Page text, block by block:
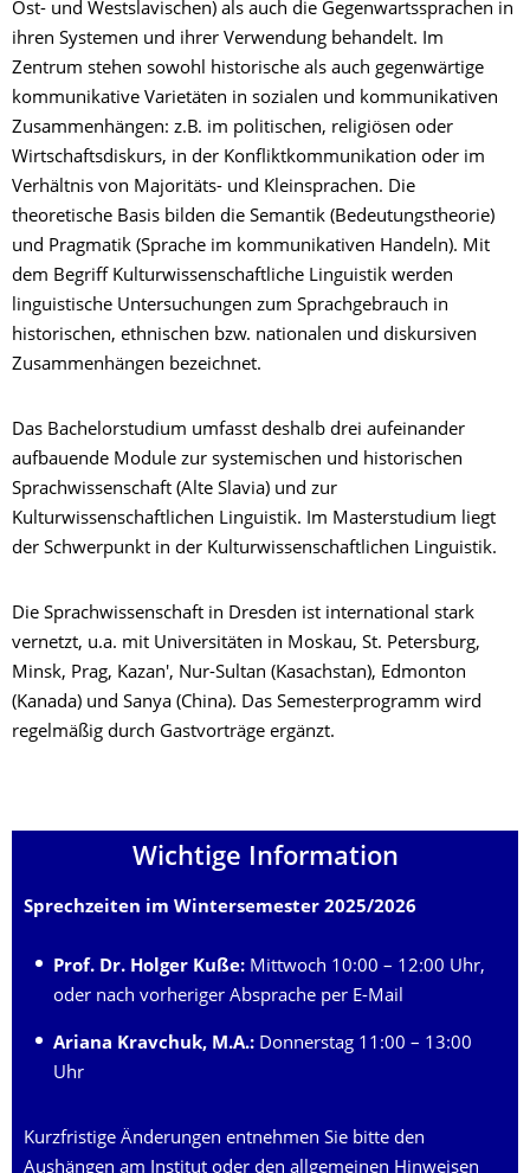
Ost- und Westslavischen) als auch die Gegenwartssprachen in
ihren Systemen und ihrer Verwendung behandelt. Im
Zentrum stehen sowohl historische als auch gegenwärtige
kommunikative Varietäten in sozialen und kommunikativen
Zusammenhängen: z.B. im politischen, religiösen oder
Wirtschaftsdiskurs, in der Konfliktkommunikation oder im
Verhältnis von Majoritäts- und Kleinsprachen. Die
theoretische Basis bilden die Semantik (Bedeutungstheorie)
und Pragmatik (Sprache im kommunikativen Handeln). Mit
dem Begriff Kulturwissenschaftliche Linguistik werden
linguistische Untersuchungen zum Sprachgebrauch in
historischen, ethnischen bzw. nationalen und diskursiven
Zusammenhängen bezeichnet.
Das Bachelorstudium umfasst deshalb drei aufeinander
aufbauende Module zur systemischen und historischen
Sprachwissenschaft (Alte Slavia) und zur
Kulturwissenschaftlichen Linguistik. Im Masterstudium liegt
der Schwerpunkt in der Kulturwissenschaftlichen Linguistik.
Die Sprachwissenschaft in Dresden ist international stark
vernetzt, u.a. mit Universitäten in Moskau, St. Petersburg,
Minsk, Prag, Kazan', Nur-Sultan (Kasachstan), Edmonton
(Kanada) und Sanya (China). Das Semesterprogramm wird
regelmäßig durch Gastvorträge ergänzt.
Wichtige Information
Sprechzeiten im Wintersemester 2025/2026
Prof. Dr. Holger Kuße: Mittwoch 10:00 – 12:00 Uhr,
oder nach vorheriger Absprache per E-Mail
Ariana Kravchuk, M.A.: Donnerstag 11:00 – 13:00
Uhr
Kurzfristige Änderungen entnehmen Sie bitte den
Aushängen am Institut oder den allgemeinen Hinweisen